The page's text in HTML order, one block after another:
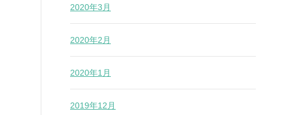
2020年3月
2020年2月
2020年1月
2019年12月